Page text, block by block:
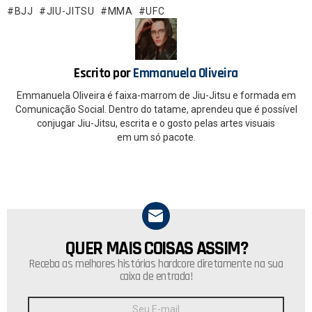
o
A
BJJ JIU-JITSU MMA UFC
Escrito porEmmanuela Oliveira
Emmanuela Oliveira é faixa-marrom de Jiu-Jitsu e formada em
Comunicação Social. Dentro do tatame, aprendeu que é possível
conjugar Jiu-Jitsu, escrita e o gosto pelas artes visuais
em um só pacote.
NEWSLETTER
QUER MAIS COISAS ASSIM?
Receba as melhores histórias hardcore diretamente na sua
caixa de entrada!
Endereço